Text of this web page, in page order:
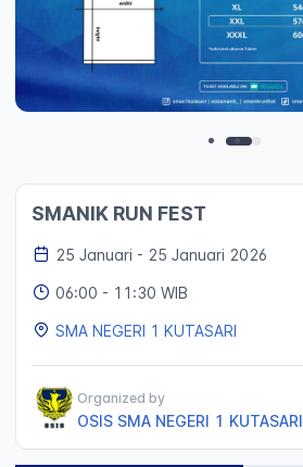
SMANIK RUN FEST
25 Januari - 25 Januari 2026
06:00 - 11:30 WIB
SMA NEGERI 1 KUTASARI
Organized by
OSIS SMA NEGERI 1 KUTASARI